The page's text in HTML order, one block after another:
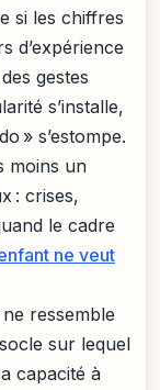
si les chiffres
d’expérience
gestes
s’installe,
» s’estompe.
moins un
: crises,
le cadre
ne veut
ressemble
sur lequel
capacité à